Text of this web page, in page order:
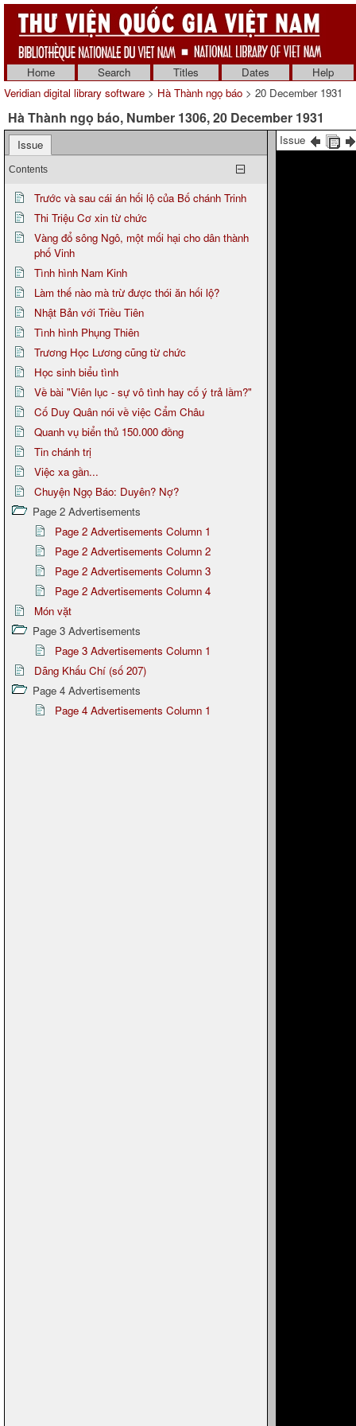
Home Search Titles Dates
Help
Veridian digital library software > Hà Thành ngọ báo > 20 December 1931
Hà Thành ngọ báo, Number 1306, 20 December 1931
Issue
Contents
Trước và sau cái án hối lộ của Bố chánh Trinh
Thi Triệu Cơ xin từ chức
Vàng đổ sông Ngô, một mối hại cho dân thành
phố Vinh
Tình hình Nam Kinh
Làm thế nào mà trừ được thói ăn hối lộ?
Nhật Bản với Triều Tiên
Tình hình Phụng Thiên
Trương Học Lương cũng từ chức
Học sinh biểu tình
Về bài "Viên lục - sự vô tình hay cố ý trả lầm?"
Cố Duy Quân nói về việc Cẩm Châu
Quanh vụ biển thủ 150.000 đồng
Tin chánh trị
Việc xa gần...
Chuyện Ngọ Báo: Duyên? Nợ?
Page 2 Advertisements
Page 2 Advertisements Column 1
Page 2 Advertisements Column 2
Page 2 Advertisements Column 3
Page 2 Advertisements Column 4
Món vặt
Page 3 Advertisements
Page 3 Advertisements Column 1
Dãng Khấu Chí (số 207)
Page 4 Advertisements
Page 4 Advertisements Column 1
Issue